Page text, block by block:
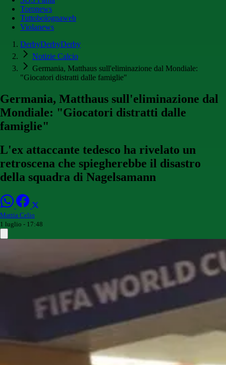
Toronews
Tuttobolognaweb
Violanews
DerbyDerbyDerby
Notizie Calcio
Germania, Matthaus sull'eliminazione dal Mondiale:
"Giocatori distratti dalle famiglie"
Germania, Matthaus sull'eliminazione dal
Mondiale: "Giocatori distratti dalle
famiglie"
L'ex attaccante tedesco ha rivelato un
retroscena che spiegherebbe il disastro
della squadra di Nagelsamann
Mattia Celio
1 luglio - 17:48